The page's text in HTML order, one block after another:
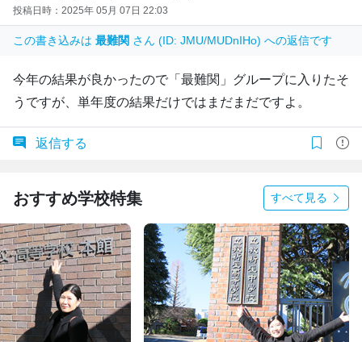
投稿日時：2025年 05月 07日 22:03
この書き込みは 最難関 さん (ID: JMU/MUDnIHo) への返信です
今年の結果が良かったので「最難関」グループに入りたそ
うですが、単年度の結果だけではまだまだですよ。
返信する
おすすめ学校特集 すべて見る